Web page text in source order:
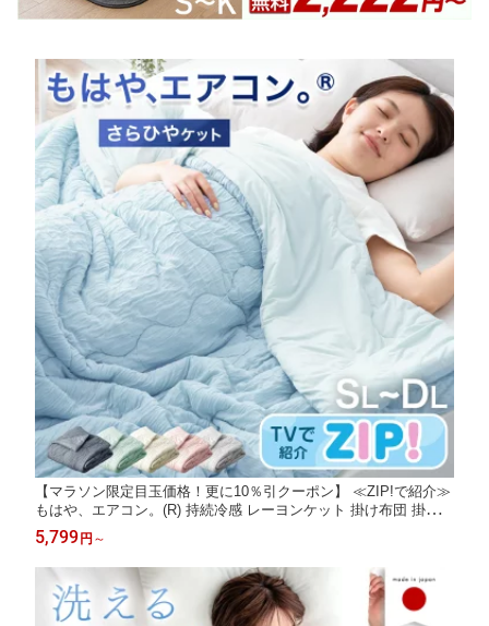
【マラソン限定目玉価格！更に10％引クーポン】 ≪ZIP!で紹介≫
もはや、エアコン。(R) 持続冷感 レーヨンケット 掛け布団 掛布団
かけ布団 肌掛け布団 リバーシブル 冷感 防臭 抗カビ 除湿 夏用 洗
える シングル セミダブル ダブル ひんやり 接触冷感 エアコンド
ライ 夏
5,799 円 ～